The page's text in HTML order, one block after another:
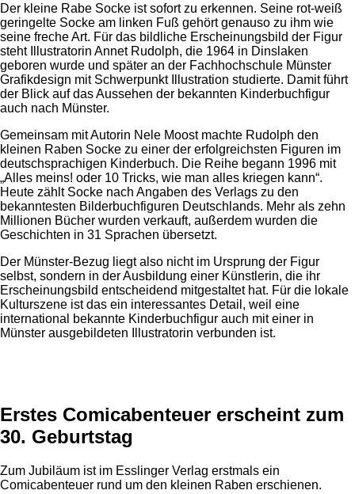
Der kleine Rabe Socke ist sofort zu erkennen. Seine rot-weiß
geringelte Socke am linken Fuß gehört genauso zu ihm wie
seine freche Art. Für das bildliche Erscheinungsbild der Figur
steht Illustratorin Annet Rudolph, die 1964 in Dinslaken
geboren wurde und später an der Fachhochschule Münster
Grafikdesign mit Schwerpunkt Illustration studierte. Damit führt
der Blick auf das Aussehen der bekannten Kinderbuchfigur
auch nach Münster.
Gemeinsam mit Autorin Nele Moost machte Rudolph den
kleinen Raben Socke zu einer der erfolgreichsten Figuren im
deutschsprachigen Kinderbuch. Die Reihe begann 1996 mit
„Alles meins! oder 10 Tricks, wie man alles kriegen kann“.
Heute zählt Socke nach Angaben des Verlags zu den
bekanntesten Bilderbuchfiguren Deutschlands. Mehr als zehn
Millionen Bücher wurden verkauft, außerdem wurden die
Geschichten in 31 Sprachen übersetzt.
Der Münster-Bezug liegt also nicht im Ursprung der Figur
selbst, sondern in der Ausbildung einer Künstlerin, die ihr
Erscheinungsbild entscheidend mitgestaltet hat. Für die lokale
Kulturszene ist das ein interessantes Detail, weil eine
international bekannte Kinderbuchfigur auch mit einer in
Münster ausgebildeten Illustratorin verbunden ist.
Erstes Comicabenteuer erscheint zum
30. Geburtstag
Zum Jubiläum ist im Esslinger Verlag erstmals ein
Comicabenteuer rund um den kleinen Raben erschienen.